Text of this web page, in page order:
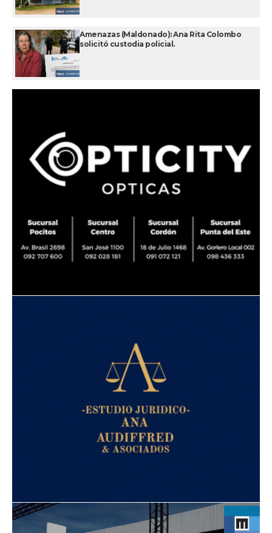
Amenazas (Maldonado): Ana Rita Colombo
solicitó custodia policial.